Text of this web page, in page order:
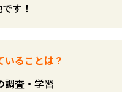
す！
ることは？
調査・学習